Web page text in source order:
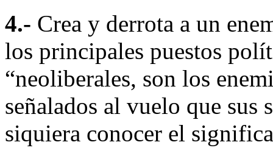
4.- Crea y derrota a un
los principales puestos
“neoliberales, son los
señalados al vuelo que sus
siquiera conocer el